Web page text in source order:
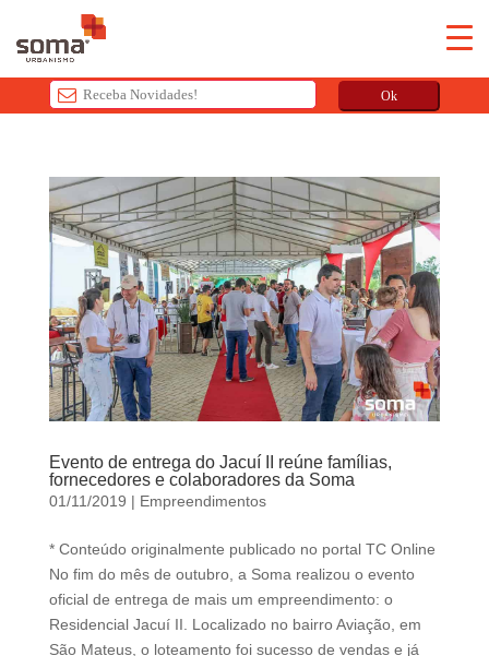
Ok
i
s
f
l
d
s
h
o
l
d
e
l
e
f
t
Evento de entrega do Jacuí II reúne famílias,
fornecedores e colaboradores da Soma
01/11/2019 | Empreendimentos
* Conteúdo originalmente publicado no portal TC Online
No fim do mês de outubro, a Soma realizou o evento
oficial de entrega de mais um empreendimento: o
Residencial Jacuí II. Localizado no bairro Aviação, em
São Mateus, o loteamento foi sucesso de vendas e já